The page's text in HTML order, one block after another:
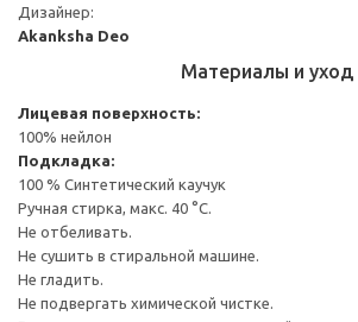
Дизайнер:
Akanksha Deo
Материалы и уход
Лицевая поверхность:
100% нейлон
Подкладка:
100 % Синтетический каучук
Ручная стирка, макс. 40 °C.
Не отбеливать.
Не сушить в стиральной машине.
Не гладить.
Не подвергать химической чистке.